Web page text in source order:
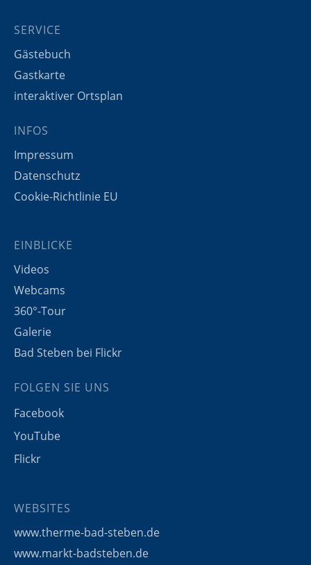
SERVICE
Gästebuch
Gastkarte
interaktiver Ortsplan
INFOS
Impressum
Datenschutz
Cookie-Richtlinie EU
EINBLICKE
Videos
Webcams
360°-Tour
Galerie
Bad Steben bei Flickr
FOLGEN SIE UNS
Facebook
YouTube
Flickr
WEBSITES
www.therme-bad-steben.de
www.markt-badsteben.de